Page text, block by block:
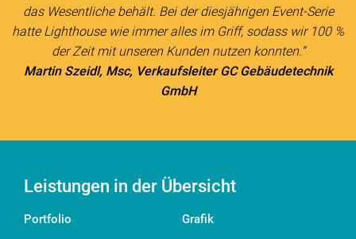
das Wesentliche behält. Bei der diesjährigen Event-Serie
hatte Lighthouse wie immer alles im Griff, sodass wir 100 %
der Zeit mit unseren Kunden nutzen konnten.“
Martin Szeidl, Msc, Verkaufsleiter GC Gebäudetechnik
GmbH
Leistungen in der Übersicht
Portfolio Grafik